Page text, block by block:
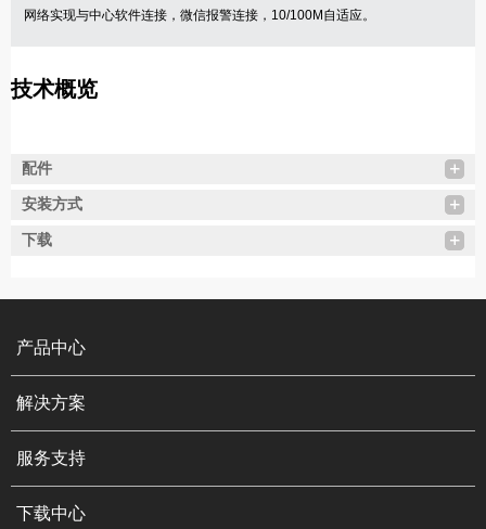
网络实现与中心软件连接，微信报警连接，10/100M自适应。
技术概览
配件
安装方式
下载
产品中心
解决方案
服务支持
下载中心